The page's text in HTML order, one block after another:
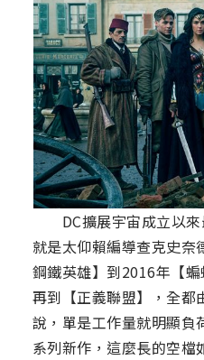
DC擴展宇宙成立以來
就是太仰賴編導查克史奈
鋼鐵英雄】到2016年【蝙
再到【正義聯盟】，全都
說，單是工作量就明顯負
系列新作，這麼長的空檔